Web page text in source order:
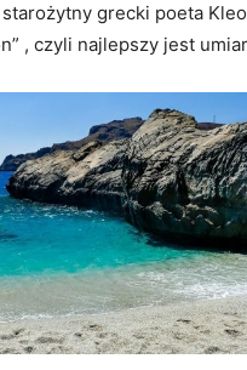
starożytny grecki poeta
, czyli najlepszy jest